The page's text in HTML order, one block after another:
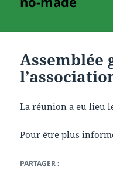
Assemblée
La réunion a eu lieu
Pour être plus
PARTAGER :